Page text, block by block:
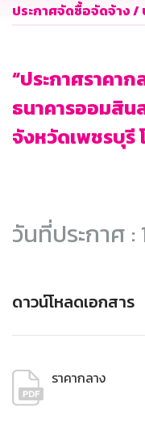
ประกาศจัดซื้อจัดจ้าง /
“ประกาศราคา
ธนาคารออมสิน
จังหวัดเพชรบุรี
วันที่ประกาศ :
ดาวน์โหลดเอกสาร
ราคากลาง